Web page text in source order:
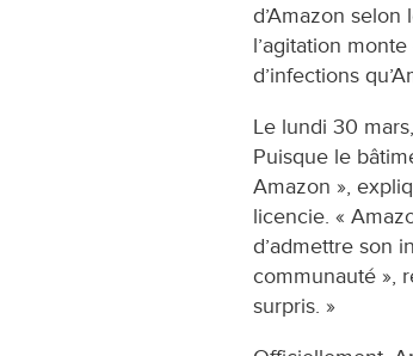
d’Amazon
l’agitation
d’infections
Le lundi 30
Puisque le
Amazon »,
licencie. «
d’admettre son
communauté »,
surpris. »